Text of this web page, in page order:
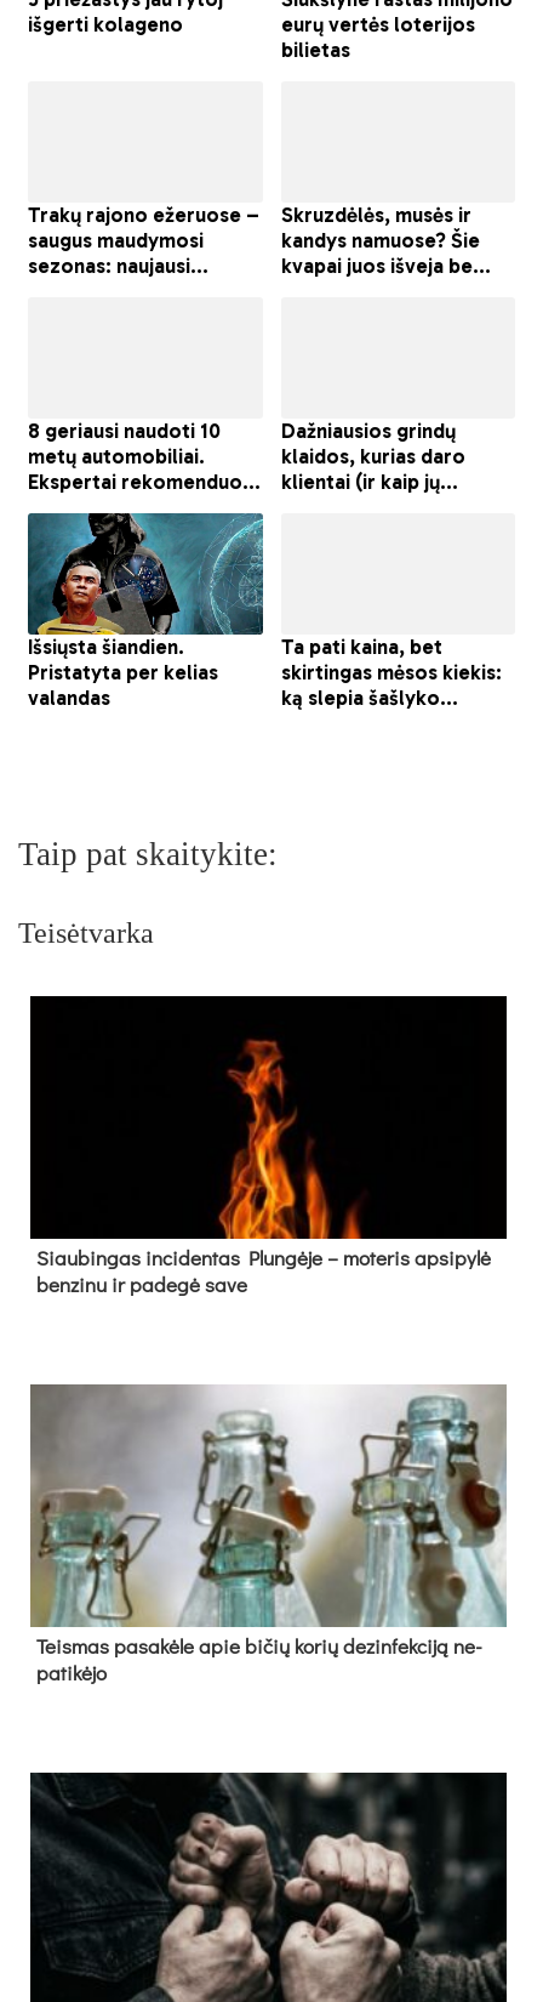
Taip pat skaitykite:
Teisėtvarka
Siau­bin­gas in­ci­den­tas Plun­gė­je – mo­te­ris ap­si­py­lė
ben­zi­nu ir pa­de­gė sa­ve
Teis­mas pa­sa­kė­le apie bi­čių ko­rių de­zin­fek­ci­ją ne­
pa­ti­kė­jo